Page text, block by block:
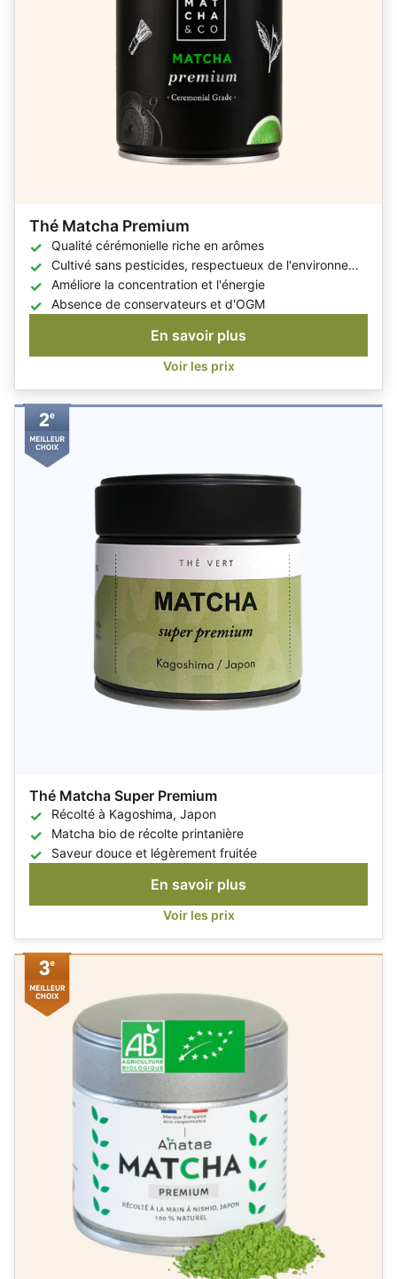
Thé Matcha Super Premium
Récolté à Kagoshima, Japon
Matcha bio de récolte printanière
Saveur douce et légèrement fruitée
En savoir plus
Voir les prix
Thé Matcha Premium
Qualité cérémonielle riche en arômes
Cultivé sans pesticides, respectueux de l'environnement
Améliore la concentration et l'énergie
Absence de conservateurs et d'OGM
En savoir plus
Voir les prix